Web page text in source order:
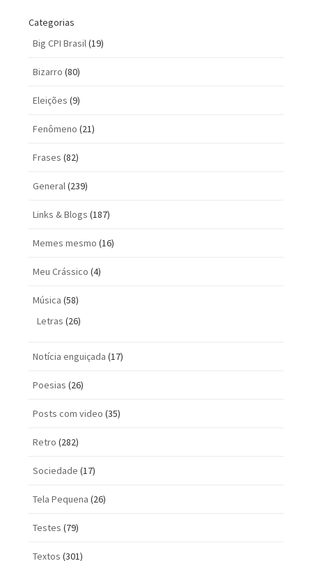
Categorias
Big CPI Brasil (19)
Bizarro (80)
Eleições (9)
Fenômeno (21)
Frases (82)
General (239)
Links & Blogs (187)
Memes mesmo (16)
Meu Crássico (4)
Música (58)
Letras (26)
Notícia enguiçada (17)
Poesias (26)
Posts com vi­deo (35)
Retro (282)
Sociedade (17)
Tela Pequena (26)
Testes (79)
Textos (301)